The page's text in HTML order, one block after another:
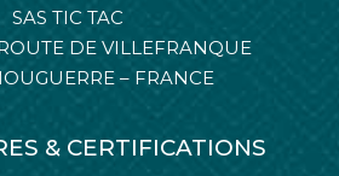
SAS TIC TAC
DE VILLEFRANQUE
– FRANCE
& CERTIFICATIONS